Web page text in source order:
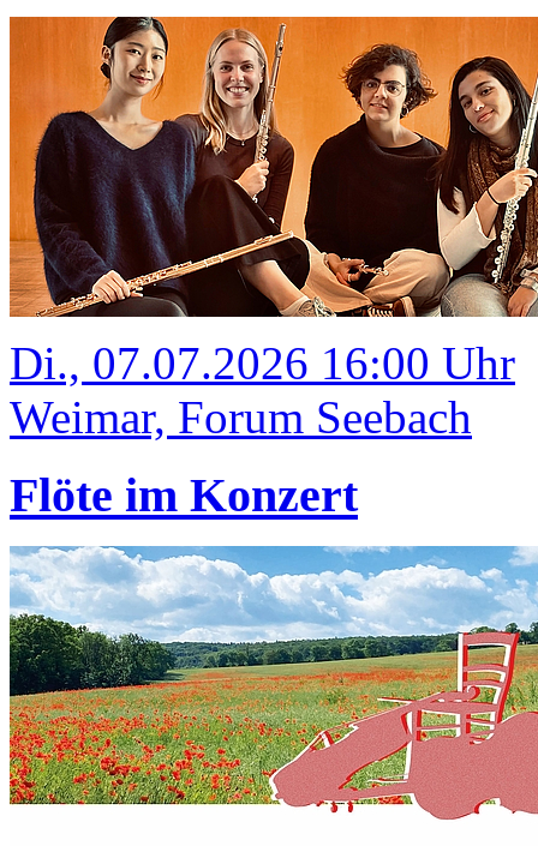
Di., 07.07.2026 16:00 Uhr
Weimar, Forum Seebach
Flöte im Konzert